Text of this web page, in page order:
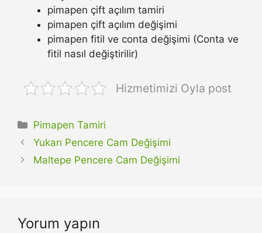
pimapen çift açılım tamiri
pimapen çift açılım değişimi
pimapen fitil ve conta değişimi (Conta ve
fitil nasıl değiştirilir)
Hizmetimizi Oyla post
Kategoriler
Pimapen Tamiri
Yukarı Pencere Cam Değişimi
Maltepe Pencere Cam Değişimi
Yorum yapın